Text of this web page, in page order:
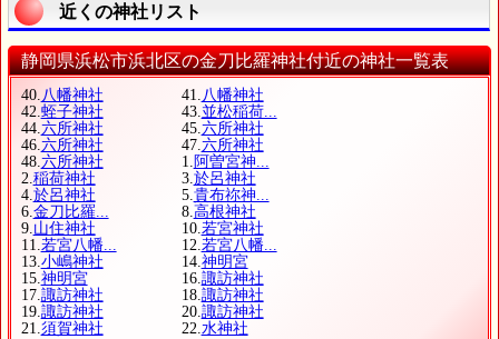
近くの神社リスト
静岡県浜松市浜北区の金刀比羅神社付近の神社一覧表
40.八幡神社 41.八幡神社
42.蛭子神社 43.並松稲荷...
44.六所神社 45.六所神社
46.六所神社 47.六所神社
48.六所神社 1. 阿曽宮神...
2.稲荷神社 3.於呂神社
4.於呂神社 5.貴布祢神...
6.金刀比羅... 8.高根神社
9.山住神社 10.若宮神社
11.若宮八幡... 12.若宮八幡...
13.小嶋神社 14.神明宮
15.神明宮 16.諏訪神社
17.諏訪神社 18.諏訪神社
19.諏訪神社 20.諏訪神社
21.須賀神社 22.水神社